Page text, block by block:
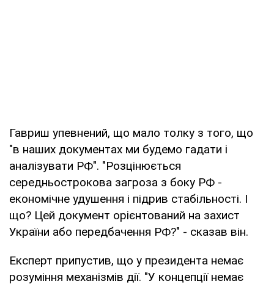
Гавриш упевнений, що мало толку з того, що
"в наших документах ми будемо гадати і
аналізувати РФ". "Розцінюється
середньострокова загроза з боку РФ -
економічне удушення і підрив стабільності. І
що? Цей документ орієнтований на захист
України або передбачення РФ?" - сказав він.
Експерт припустив, що у президента немає
розуміння механізмів дії. "У концепції немає